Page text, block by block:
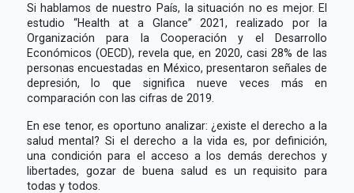
Si hablamos de nuestro País, la situación no es mejor. El
estudio “Health at a Glance” 2021, realizado por la
Organización para la Cooperación y el Desarrollo
Económicos (OECD), revela que, en 2020, casi 28% de las
personas encuestadas en México, presentaron señales de
depresión, lo que significa nueve veces más en
comparación con las cifras de 2019.
En ese tenor, es oportuno analizar: ¿existe el derecho a la
salud mental? Si el derecho a la vida es, por definición,
una condición para el acceso a los demás derechos y
libertades, gozar de buena salud es un requisito para
todas y todos.